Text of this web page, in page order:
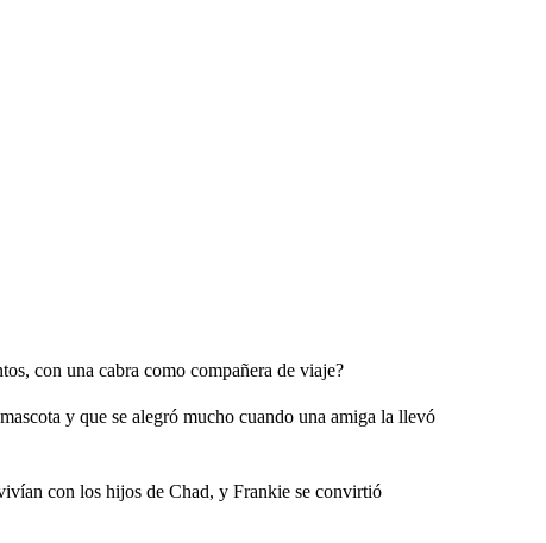
con una cabra como compañera de viaje?
y que se alegró mucho cuando una amiga la llevó
con los hijos de Chad, y Frankie se convirtió